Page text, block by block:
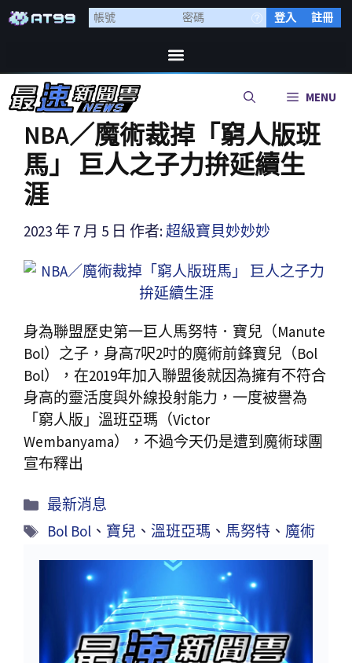
登入 註冊
MENU
NBA／魔術裁掉「窮人版班
馬」 巨人之子力拚延續生
涯
2023 年 7 月 5 日 作者: 超級寶貝妙妙妙
身為聯盟歷史第一巨人馬努特．寶兒（Manute
Bol）之子，身高7呎2吋的魔術前鋒寶兒（Bol
Bol），在2019年加入聯盟後就因為擁有不符合
身高的靈活度與外線投射能力，一度被譽為
「窮人版」溫班亞瑪（Victor
Wembanyama），不過今天仍是遭到魔術球團
宣布釋出
最新消息
Bol Bol 、 寶兒 、 溫班亞瑪 、 馬努特 、 魔術